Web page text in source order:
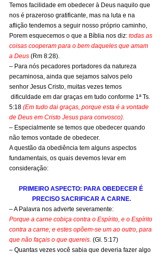
Temos facilidade em obedecer à Deus naquilo que
nos é prazeroso gratificante, mas na luta e na
aflição tendemos a seguir nosso próprio caminho,
Porem esquecemos o que a Bíblia nos diz: todas as
coisas cooperam para o bem daqueles que amam
a Deus (Rm 8:28).
– Para nós pecadores portadores da natureza
pecaminosa, ainda que sejamos salvos pelo
senhor Jesus Cristo, muitas vezes temos
dificuldade em dar graças em tudo conforme 1ª Ts.
5:18 (Em tudo dai graças, porque esta é a vontade
de Deus em Cristo Jesus para convosco).
– Especialmente se temos que obedecer quando
não temos vontade de obedecer.
A questão da obediência tem alguns aspectos
fundamentais, os quais devemos levar em
consideração:
PRIMEIRO ASPECTO: PARA OBEDECER É
PRECISO SACRIFICAR A CARNE.
– A Palavra nos adverte severamente:
Porque a carne cobiça contra o Espírito, e o Espírito
contra a carne; e estes opõem-se um ao outro, para
que não façais o que quereis. (Gl. 5:17)
– Quantas vezes você sabia que deveria fazer algo